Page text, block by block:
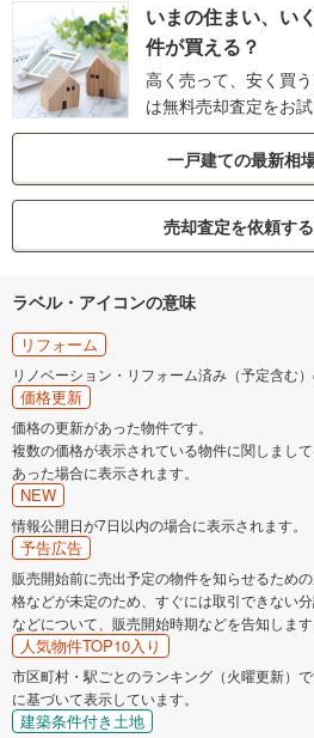
いまの住まい、い
件が買える？
高く売って、安く買
は無料売却査定をお試
一戸建ての最新相
売却査定を依頼する
ラベル・アイコンの意味
リフォーム
リノベーション・リフォーム済み（予定含む）
価格更新
価格の更新があった物件です。
複数の価格が表示されている物件に関しまし
あった場合に表示されます。
NEW
情報公開日が7日以内の場合に表示されます。
予告広告
販売開始前に売出予定の物件を知らせるため
格などが未定のため、すぐには取引できない
などについて、販売開始時期などを告知します
人気物件TOP10入り
市区町村・駅ごとのランキング（火曜更新）
に基づいて表示しています。
建築条件付き土地